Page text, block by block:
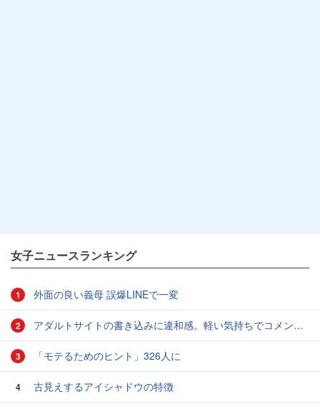
女子ニュースランキング
1 外面の良い義母 誤爆LINEで一変
2 アダルトサイトの書き込みに違和感。軽い気持ちでコメントしてみると…／近畿地方のある場所について（1）
3 「モテるためのヒント」326人に
4 古見えするアイシャドウの特徴